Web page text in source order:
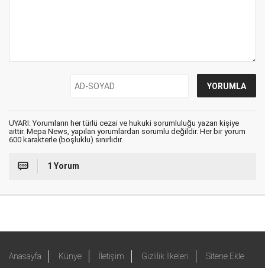
UYARI: Yorumların her türlü cezai ve hukuki sorumluluğu yazan kişiye
aittir. Mepa News, yapılan yorumlardan sorumlu değildir. Her bir yorum
600 karakterle (boşluklu) sınırlıdır.
1 Yorum
Anasayfa Künye İletişim Gizlilik İlkeleri Sitene Ekle